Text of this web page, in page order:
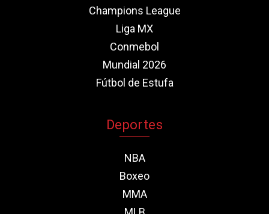
Champions League
Liga MX
Conmebol
Mundial 2026
Fútbol de Estufa
Deportes
NBA
Boxeo
MMA